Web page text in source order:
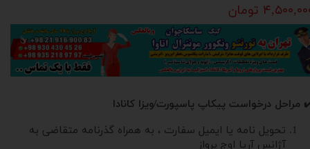
تومان
مراحل درخواست پیکاپ پاسپورت/ویزا کانادا
تحویل نامه یا ایمیل سفارت ، به همراه گذرنامه متقاضی به
آژانس آریا اوج پرواز